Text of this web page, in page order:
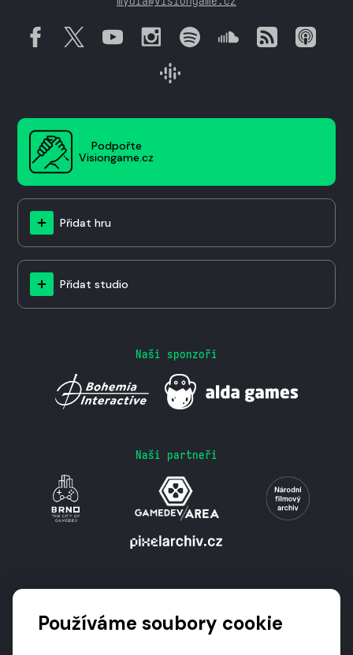
Podpořte
Visiongame.cz
Přidat hru
Přidat studio
Naši sponzoři
Naši partneři
Používáme soubory cookie